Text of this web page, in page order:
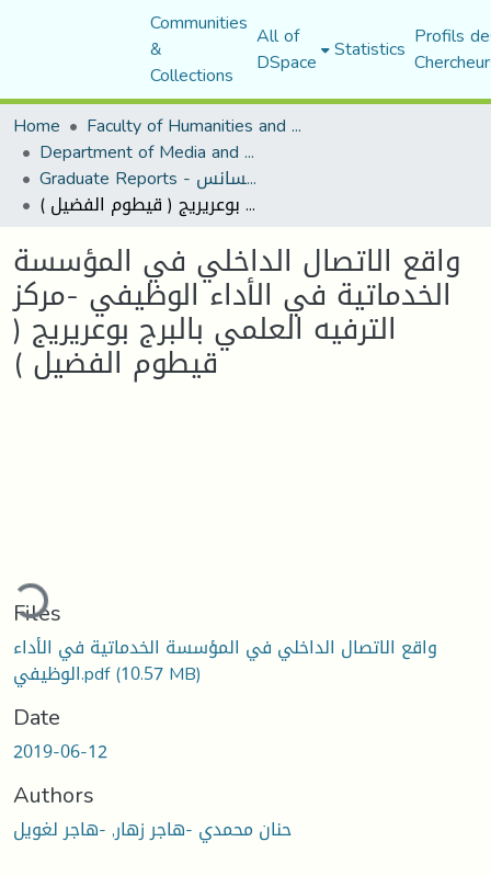
Communities
&
Collections
All of
DSpace Statistics Profils
Home
Faculty of Humanities and Social Sciences
Department of Media and Communication Studies
Graduate Reports - تقارير الليسانس
واقع الاتصال الداخلي في المؤسسة الخدماتية في الأداء الوظيفي -مركز الترفيه العلمي بالبرج بوعريريج ( قيطوم الفضيل )
واقع الاتصال الداخلي في المؤسسة
الخدماتية في الأداء الوظيفي -مركز
الترفيه العلمي بالبرج بوعريريج (
قيطوم الفضيل )
Files
واقع الاتصال الداخلي في المؤسسة الخدماتية في الأداء
الوظيفي.pdf(10.57 MB)
Date
2019-06-12
Authors
حنان محمدي -هاجر زهار, -هاجر لغويل